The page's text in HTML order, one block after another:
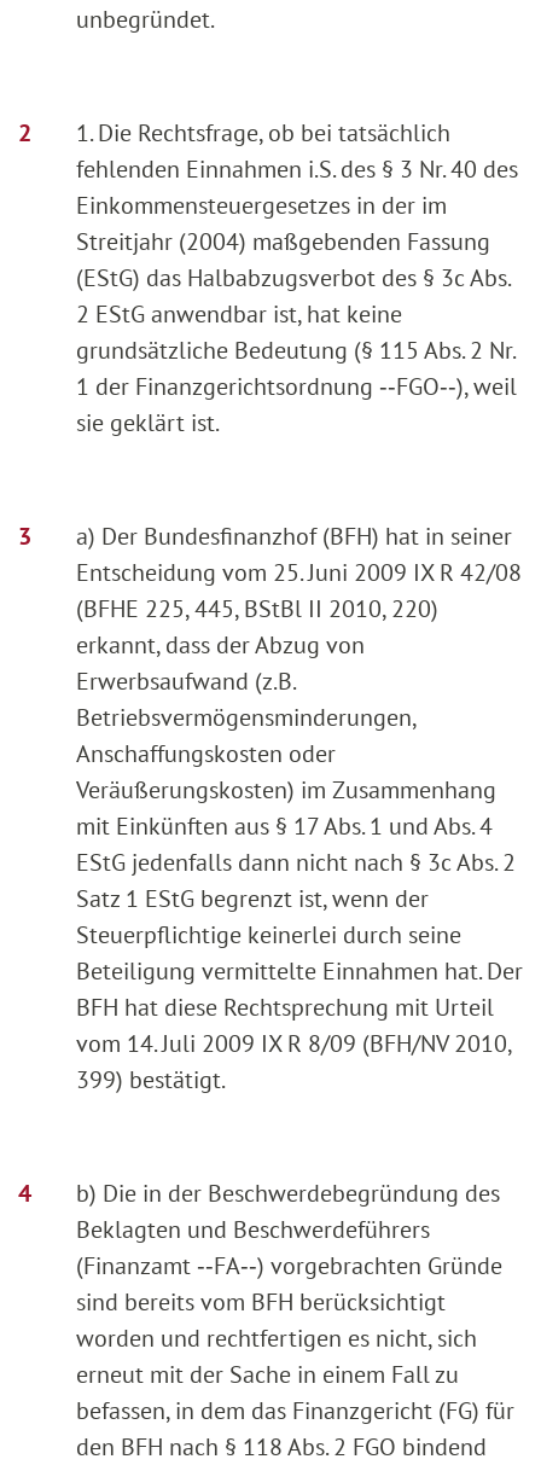
unbegründet.
1. Die Rechtsfrage, ob bei tatsächlich
fehlenden Einnahmen i.S. des § 3 Nr. 40 des
Einkommensteuergesetzes in der im
Streitjahr (2004) maßgebenden Fassung
(EStG) das Halbabzugsverbot des § 3c Abs.
2 EStG anwendbar ist, hat keine
grundsätzliche Bedeutung (§ 115 Abs. 2 Nr.
1 der Finanzgerichtsordnung ‑‑FGO‑‑), weil
sie geklärt ist.
a) Der Bundesfinanzhof (BFH) hat in seiner
Entscheidung vom 25. Juni 2009 IX R 42/08
(BFHE 225, 445, BStBl II 2010, 220)
erkannt, dass der Abzug von
Erwerbsaufwand (z.B.
Betriebsvermögensminderungen,
Anschaffungskosten oder
Veräußerungskosten) im Zusammenhang
mit Einkünften aus § 17 Abs. 1 und Abs. 4
EStG jedenfalls dann nicht nach § 3c Abs. 2
Satz 1 EStG begrenzt ist, wenn der
Steuerpflichtige keinerlei durch seine
Beteiligung vermittelte Einnahmen hat. Der
BFH hat diese Rechtsprechung mit Urteil
vom 14. Juli 2009 IX R 8/09 (BFH/NV 2010,
399) bestätigt.
b) Die in der Beschwerdebegründung des
Beklagten und Beschwerdeführers
(Finanzamt ‑‑FA‑‑) vorgebrachten Gründe
sind bereits vom BFH berücksichtigt
worden und rechtfertigen es nicht, sich
erneut mit der Sache in einem Fall zu
befassen, in dem das Finanzgericht (FG) für
den BFH nach § 118 Abs. 2 FGO bindend